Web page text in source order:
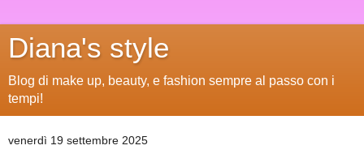
Diana's style
Blog di make up, beauty, e fashion sempre al passo con i
tempi!
venerdì 19 settembre 2025